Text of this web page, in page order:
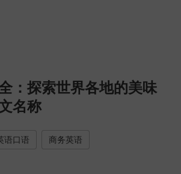
：探索世界各地的美味
名称
语口语 商务英语